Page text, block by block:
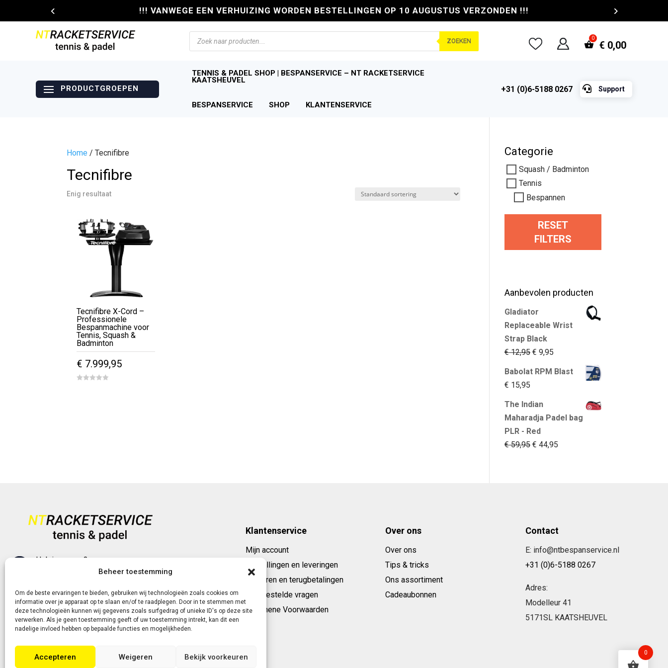
Beheer toestemming
Om de beste ervaringen te bieden, gebruiken wij technologieën zoals cookies om
informatie over je apparaat op te slaan en/of te raadplegen. Door in te stemmen met
deze technologieën kunnen wij gegevens zoals surfgedrag of unieke ID's op deze site
verwerken. Als je geen toestemming geeft of uw toestemming intrekt, kan dit een
nadelige invloed hebben op bepaalde functies en mogelijkheden.
Accepteren Weigeren Bekijk voorkeuren
!!! VANWEGE EEN VERHUIZING WORDEN BESTELLINGEN OP 10 AUGUSTUS VERZONDEN !!!
Producten
zoeken
ZOEKEN € 0,00
TENNIS & PADEL SHOP | BESPANSERVICE – NT RACKETSERVICE
KAATSHEUVEL
BESPANSERVICE SHOP KLANTENSERVICE
+31 (0)6-5188 0267  Support
Home / Tecnifibre
Tecnifibre
Enig resultaat
Tecnifibre X-Cord –
Professionele
Bespanmachine voor
Tennis, Squash &
Badminton
€ 7.999,95
Categorie
Squash / Badminton
Tennis
Bespannen
RESET
FILTERS
Aanbevolen producten
Gladiator
Replaceable Wrist
Strap Black
€12,95 Oorspronkelijke
€ 9,95
Babolat RPM Blast
€ 15,95
The Indian
Maharadja Padel bag
PLR - Red
€59,95 Oorspronkelijke
€ 44,95
Heb je vragen?
+31 (0)6-5188 0267
Of neem contact met ons op via de livechat of e-
mail!
Klantenservice
Mijn account
Bestellingen en leveringen
Retouren en terugbetalingen
Veelgestelde vragen
Algemene Voorwaarden
Over ons
Over ons
Tips & tricks
Ons assortiment
Cadeaubonnen
Contact
E: info@ntbespanservice.nl
+31 (0)6-5188 0267
Adres:
Modelleur 41
5171SL KAATSHEUVEL
0